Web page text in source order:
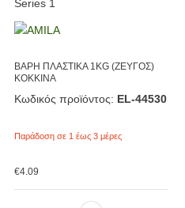
ΒΑΡΗ ΠΛΑΣΤΙΚΑ 1KG (ΖΕΥΓΟΣ)
ΚΟΚΚΙΝΑ
Κωδικός προϊόντος: EL-44530
Παράδοση σε 1 έως 3 μέρες
€4.09